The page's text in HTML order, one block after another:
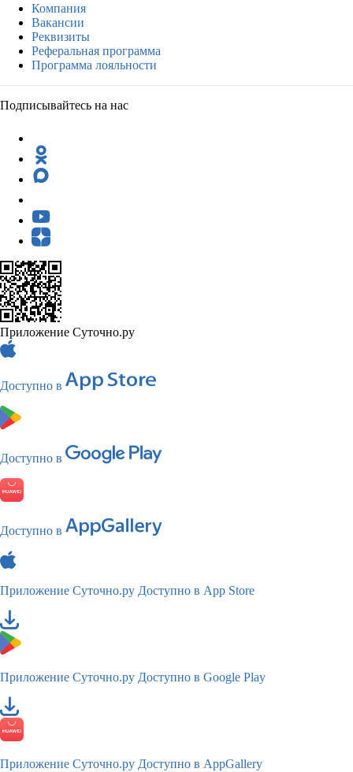
Компания
Вакансии
Реквизиты
Реферальная программа
Программа лояльности
Подписывайтесь на нас
Приложение Суточно.ру
Доступно в
Доступно в
Доступно в
Приложение Суточно.ру Доступно в App Store
Приложение Суточно.ру Доступно в Google Play
Приложение Суточно.ру Доступно в AppGallery